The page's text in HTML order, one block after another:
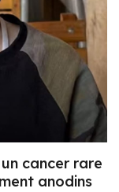
cancer rare
anodins